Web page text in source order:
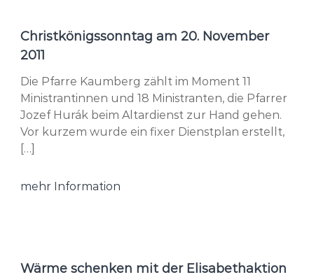
Christkönigssonntag am 20. November
2011
Die Pfarre Kaumberg zählt im Moment 11
Ministrantinnen und 18 Ministranten, die Pfarrer
Jozef Hurák beim Altardienst zur Hand gehen.
Vor kurzem wurde ein fixer Dienstplan erstellt,
[…]
mehr Information
Wärme schenken mit der Elisabethaktion